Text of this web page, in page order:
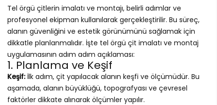
Tel örgü çitlerin imalatı ve montajı, belirli adımlar ve
profesyonel ekipman kullanılarak gerçekleştirilir. Bu süreç,
alanın güvenliğini ve estetik görünümünü sağlamak için
dikkatle planlanmalıdır. İşte tel örgü çit imalatı ve montaj
uygulamasının adım adım açıklaması:
1. Planlama ve Keşif
Keşif:İlk adım, çit yapılacak alanın keşfi ve ölçümüdür. Bu
aşamada, alanın büyüklüğü, topografyası ve çevresel
faktörler dikkate alınarak ölçümler yapılır.